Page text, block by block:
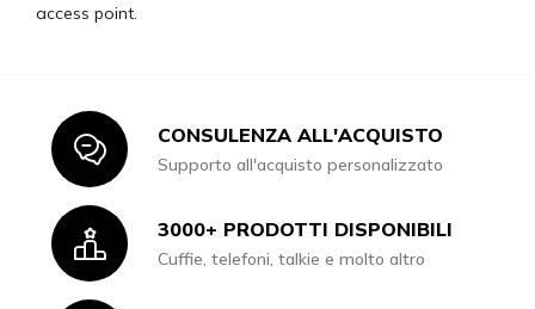
access point.
IconCONSULENZA ALL'ACQUISTO
Supporto all'acquisto personalizzato
Icon3000+ PRODOTTI DISPONIBILI
Cuffie, telefoni, talkie e molto altro